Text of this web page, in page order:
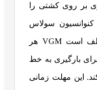
بر روی کشتی را
سولاس
(SOLAS)، فرستنده کالا موظف است VGM هر
بارگیری به خط
این مهلت زمانی